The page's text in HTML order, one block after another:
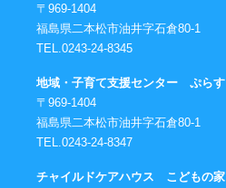
〒969-1404
福島県二本松市油井字石倉80-1
TEL.0243-24-8345
地域・子育て支援センター ぷらす
〒969-1404
福島県二本松市油井字石倉80-1
TEL.0243-24-8347
チャイルドケアハウス こどもの家